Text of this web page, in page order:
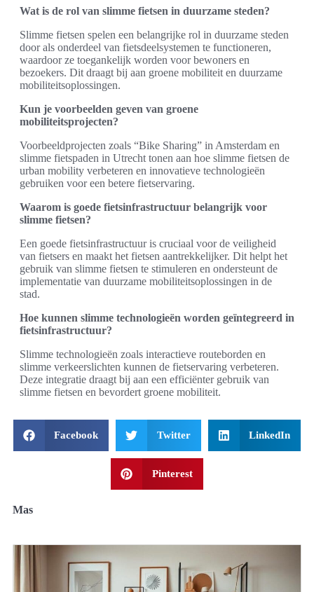
Wat is de rol van slimme fietsen in duurzame steden?
Slimme fietsen spelen een belangrijke rol in duurzame steden
door als onderdeel van fietsdeelsystemen te functioneren,
waardoor ze toegankelijk worden voor bewoners en
bezoekers. Dit draagt bij aan groene mobiliteit en duurzame
mobiliteitsoplossingen.
Kun je voorbeelden geven van groene
mobiliteitsprojecten?
Voorbeeldprojecten zoals “Bike Sharing” in Amsterdam en
slimme fietspaden in Utrecht tonen aan hoe slimme fietsen de
urban mobility verbeteren en innovatieve technologieën
gebruiken voor een betere fietservaring.
Waarom is goede fietsinfrastructuur belangrijk voor
slimme fietsen?
Een goede fietsinfrastructuur is cruciaal voor de veiligheid
van fietsers en maakt het fietsen aantrekkelijker. Dit helpt het
gebruik van slimme fietsen te stimuleren en ondersteunt de
implementatie van duurzame mobiliteitsoplossingen in de
stad.
Hoe kunnen slimme technologieën worden geïntegreerd in
fietsinfrastructuur?
Slimme technologieën zoals interactieve routeborden en
slimme verkeerslichten kunnen de fietservaring verbeteren.
Deze integratie draagt bij aan een efficiënter gebruik van
slimme fietsen en bevordert groene mobiliteit.
Facebook Twitter LinkedIn
Pinterest
Mas